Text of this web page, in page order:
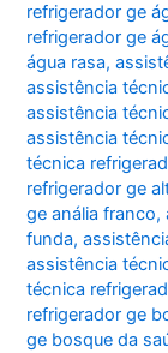
refrigerador ge
refrigerador ge
água rasa,
assistência
assistência
assistência
técnica
refrigerador ge
ge anália franco,
funda,
assistência
técnica
refrigerador ge
ge bosque da